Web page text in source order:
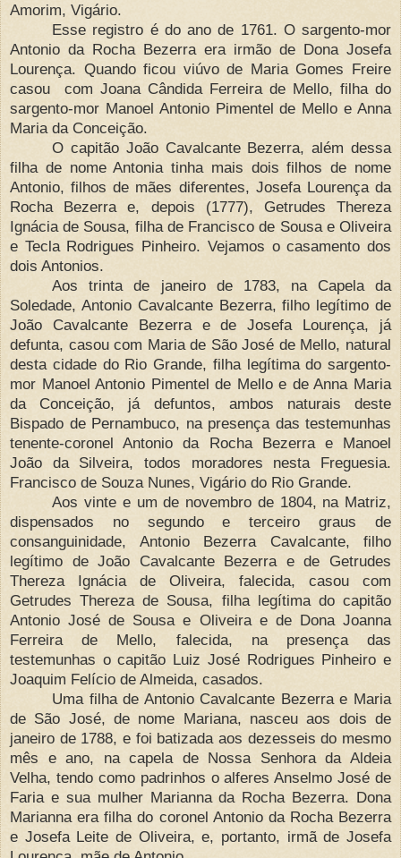
Amorim, Vigário.
Esse registro é do ano de 1761. O sargento-mor
Antonio da Rocha Bezerra era irmão de Dona Josefa
Lourença. Quando ficou viúvo de Maria Gomes Freire
casou com Joana Cândida Ferreira de Mello, filha do
sargento-mor Manoel Antonio Pimentel de Mello e Anna
Maria da Conceição.
O capitão João Cavalcante Bezerra, além dessa
filha de nome Antonia tinha mais dois filhos de nome
Antonio, filhos de mães diferentes, Josefa Lourença da
Rocha Bezerra e, depois (1777), Getrudes Thereza
Ignácia de Sousa, filha de Francisco de Sousa e Oliveira
e Tecla Rodrigues Pinheiro. Vejamos o casamento dos
dois Antonios.
Aos trinta de janeiro de 1783, na Capela da
Soledade, Antonio Cavalcante Bezerra, filho legítimo de
João Cavalcante Bezerra e de Josefa Lourença, já
defunta, casou com Maria de São José de Mello, natural
desta cidade do Rio Grande, filha legítima do sargento-
mor Manoel Antonio Pimentel de Mello e de Anna Maria
da Conceição, já defuntos, ambos naturais deste
Bispado de Pernambuco, na presença das testemunhas
tenente-coronel Antonio da Rocha Bezerra e Manoel
João da Silveira, todos moradores nesta Freguesia.
Francisco de Souza Nunes, Vigário do Rio Grande.
Aos vinte e um de novembro de 1804, na Matriz,
dispensados no segundo e terceiro graus de
consanguinidade, Antonio Bezerra Cavalcante, filho
legítimo de João Cavalcante Bezerra e de Getrudes
Thereza Ignácia de Oliveira, falecida, casou com
Getrudes Thereza de Sousa, filha legítima do capitão
Antonio José de Sousa e Oliveira e de Dona Joanna
Ferreira de Mello, falecida, na presença das
testemunhas o capitão Luiz José Rodrigues Pinheiro e
Joaquim Felício de Almeida, casados.
Uma filha de Antonio Cavalcante Bezerra e Maria
de São José, de nome Mariana, nasceu aos dois de
janeiro de 1788, e foi batizada aos dezesseis do mesmo
mês e ano, na capela de Nossa Senhora da Aldeia
Velha, tendo como padrinhos o alferes Anselmo José de
Faria e sua mulher Marianna da Rocha Bezerra. Dona
Marianna era filha do coronel Antonio da Rocha Bezerra
e Josefa Leite de Oliveira, e, portanto, irmã de Josefa